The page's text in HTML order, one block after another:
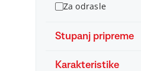
Za odrasle
Stupanj pripreme
Karakteristike